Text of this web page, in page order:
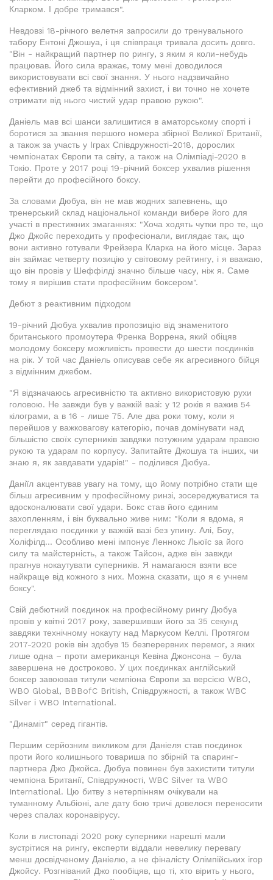
Кларком. І добре тримався".
Невдовзі 18-річного велетня запросили до тренувального
табору Ентоні Джошуа, і ця співпраця тривала досить довго.
"Він - найкращий партнер по рингу, з яким я коли-небудь
працював. Його сила вражає, тому мені доводилося
використовувати всі свої знання. У нього надзвичайно
ефективний джеб та відмінний захист, і ви точно не хочете
отримати від нього чистий удар правою рукою".
Даніель мав всі шанси залишитися в аматорському спорті і
боротися за звання першого номера збірної Великої Британії,
а також за участь у Іграх Співдружності-2018, дорослих
чемпіонатах Європи та світу, а також на Олімпіаді-2020 в
Токіо. Проте у 2017 році 19-річний боксер ухвалив рішення
перейти до професійного боксу.
За словами Дюбуа, він не мав жодних запевнень, що
тренерський склад національної команди вибере його для
участі в престижних змаганнях: "Хоча ходять чутки про те, що
Джо Джойс переходить у професіонали, виглядає так, що
вони активно готували Фрейзера Кларка на його місце. Зараз
він займає четверту позицію у світовому рейтингу, і я вважаю,
що він провів у Шеффілді значно більше часу, ніж я. Саме
тому я вирішив стати професійним боксером".
Дебют з реактивним підходом
19-річний Дюбуа ухвалив пропозицію від знаменитого
британського промоутера Френка Воррена, який обіцяв
молодому боксеру можливість провести до шести поєдинків
на рік. У той час Даніель описував себе як агресивного бійця
з відмінним джебом.
"Я відзначаюсь агресивністю та активно використовую рухи
головою. Не завжди був у важкій вазі: у 12 років я важив 54
кілограми, а в 16 - лише 75. Але два роки тому, коли я
перейшов у важковагову категорію, почав домінувати над
більшістю своїх суперників завдяки потужним ударам правою
рукою та ударам по корпусу. Запитайте Джошуа та інших, чи
знаю я, як завдавати ударів!" - поділився Дюбуа.
Даніїл акцентував увагу на тому, що йому потрібно стати ще
більш агресивним у професійному ринзі, зосереджуватися та
вдосконалювати свої удари. Бокс став його єдиним
захопленням, і він буквально живе ним: "Коли я вдома, я
переглядаю поєдинки у важкій вазі без упину. Алі, Боу,
Холіфілд... Особливо мені імпонує Леннокс Льюїс за його
силу та майстерність, а також Тайсон, адже він завжди
прагнув нокаутувати суперників. Я намагаюся взяти все
найкраще від кожного з них. Можна сказати, що я є учнем
боксу".
Свій дебютний поєдинок на професійному рингу Дюбуа
провів у квітні 2017 року, завершивши його за 35 секунд
завдяки технічному нокауту над Маркусом Келлі. Протягом
2017-2020 років він здобув 15 безперервних перемог, з яких
лише одна – проти американця Кевіна Джонсона – була
завершена не достроково. У цих поєдинках англійський
боксер завоював титули чемпіона Європи за версією WBO,
WBO Global, BBBofC British, Співдружності, а також WBC
Silver і WBO International.
"Динаміт" серед гігантів.
Першим серйозним викликом для Даніеля став поєдинок
проти його колишнього товариша по збірній та спаринг-
партнера Джо Джойса. Дюбуа повинен був захистити титули
чемпіона Британії, Співдружності, WBC Silver та WBO
International. Цю битву з нетерпінням очікували на
туманному Альбіоні, але дату бою тричі довелося переносити
через спалах коронавірусу.
Коли в листопаді 2020 року суперники нарешті мали
зустрітися на рингу, експерти віддали невелику перевагу
менш досвідченому Даніелю, а не фіналісту Олімпійських ігор
Джойсу. Розгніваний Джо пообіцяв, що ті, хто вірить у нього,